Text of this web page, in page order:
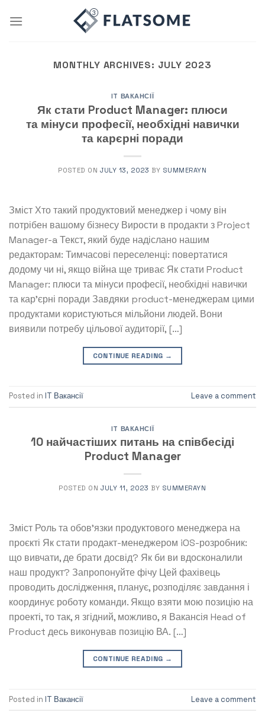
MONTHLY ARCHIVES: JULY 2023
IT ВАКАНСІЇ
Як стати Product Manager: плюси
та мінуси професії, необхідні навички
та карєрні поради
POSTED ONJULY 13, 2023 BY SUMMERAYN
Зміст Хто такий продуктовий менеджер і чому він
потрібен вашому бізнесу Вирости в продакти з Project
Manager-a Текст, який буде надіслано нашим
редакторам: Тимчасові переселенці: повертатися
додому чи ні, якщо війна ще триває Як стати Product
Manager: плюси та мінуси професії, необхідні навички
та кар’єрні поради Завдяки product-менеджерам цими
продуктами користуються мільйони людей. Вони
виявили потребу цільової аудиторії, […]
CONTINUE READING →
Posted in IT Вакансії Leave a comment
IT ВАКАНСІЇ
10 найчастіших питань на співбесіді
Product Manager
POSTED ONJULY 11, 2023 BY SUMMERAYN
Зміст Роль та обов’язки продуктового менеджера на
проєкті Як стати продакт-менеджером iOS-розробник:
що вивчати, де брати досвід? Як би ви вдосконалили
наш продукт? Запропонуйте фічу Цей фахівець
проводить дослідження, планує, розподіляє завдання і
координує роботу команди. Якщо взяти мою позицію на
проекті, то так, я згідний, можливо, я Вакансія Head of
Product десь виконував позицію ВА. […]
CONTINUE READING →
Posted in IT Вакансії Leave a comment